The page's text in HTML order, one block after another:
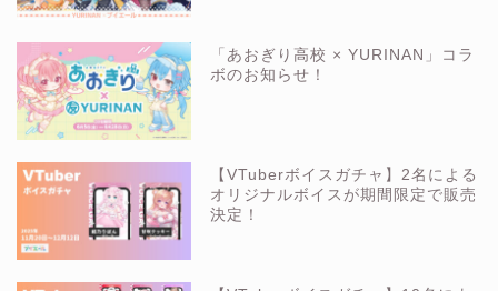
「あおぎり高校 × YURINAN」コラ
ボのお知らせ！
【VTuberボイスガチャ】2名による
オリジナルボイスが期間限定で販売
決定！